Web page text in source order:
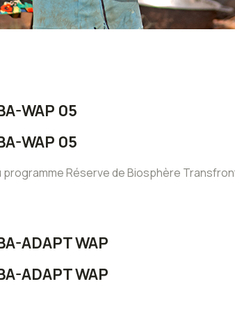
WAP 05
WAP 05
programme Réserve de Biosphère
ADAPT WAP
ADAPT WAP